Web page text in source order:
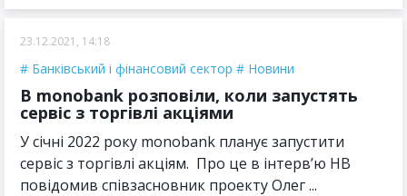
23.12.2021, 14:18
Банківський і фінансовий сектор Новини
В monobank розповіли, коли запустять
сервіс з торгівлі акціями
У січні 2022 року monobank планує запустити
сервіс з торгівлі акціям. Про це в інтервʼю НВ
повідомив співзасновник проекту Олег ...